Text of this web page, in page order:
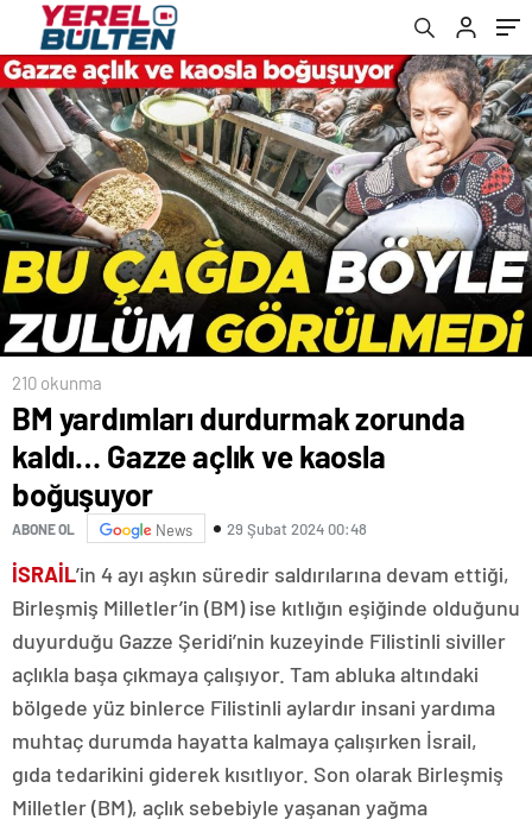
210 okunma
BM yardımları durdurmak zorunda
kaldı… Gazze açlık ve kaosla
boğuşuyor
ABONE OL News 29 Şubat 2024 00:48
İSRAİL’in 4 ayı aşkın süredir saldırılarına devam ettiği,
Birleşmiş Milletler’in (BM) ise kıtlığın eşiğinde olduğunu
duyurduğu Gazze Şeridi’nin kuzeyinde Filistinli siviller
açlıkla başa çıkmaya çalışıyor. Tam abluka altındaki
bölgede yüz binlerce Filistinli aylardır insani yardıma
muhtaç durumda hayatta kalmaya çalışırken İsrail,
gıda tedarikini giderek kısıtlıyor. Son olarak Birleşmiş
Milletler (BM), açlık sebebiyle yaşanan yağma